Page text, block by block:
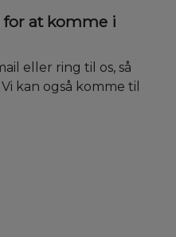
at komme i
eller ring til os, så
kan også komme til